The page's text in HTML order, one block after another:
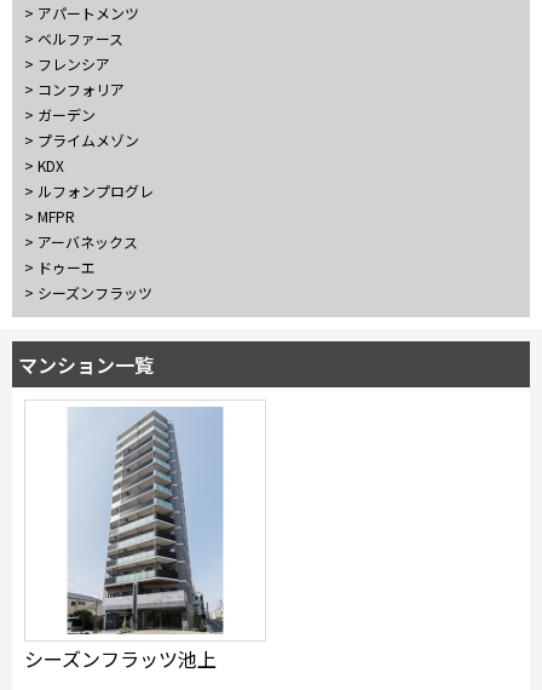
> アパートメンツ
> ベルファース
> フレンシア
> コンフォリア
> ガーデン
> プライムメゾン
> KDX
> ルフォンプログレ
> MFPR
> アーバネックス
> ドゥーエ
> シーズンフラッツ
マンション一覧
シーズンフラッツ池上
当社限定物件
専任物件
三井の賃貸物件
申込無し物件のみ表示
ペット可・相談
楽器可・相談
入居可能日
より詳細な絞り込み
建物施設やお部屋の設備、方位、階数などの絞り込みが
検索対象お部屋数
45